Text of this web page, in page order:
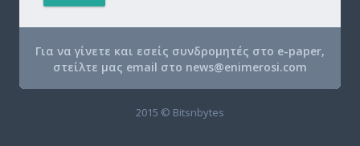
Για να γίνετε και εσείς συνδρομητές στο e-paper,
στείλτε μας email στο news@enimerosi.com
2015 © Bitsnbytes